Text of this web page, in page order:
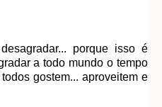
porque isso é
a todo mundo o tempo
gostem... aproveitem e